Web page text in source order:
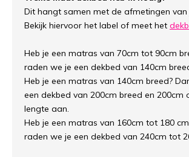
Dit hangt samen met de afmetingen van
Bekijk hiervoor het label of meet het
Heb je een matras van 70cm tot 90cm
raden we je een dekbed van 140cm
Heb je een matras van 140cm breed?
een dekbed van 200cm breed en 200cm
lengte aan.
Heb je een matras van 160cm tot 180
raden we je een dekbed van 240cm tot